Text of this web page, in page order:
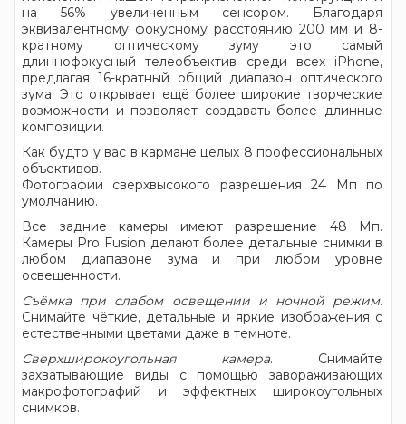
на 56% увеличенным сенсором. Благодаря
эквивалентному фокусному расстоянию 200 мм и 8-
кратному оптическому зуму это самый
длиннофокусный телеобъектив среди всех iPhone,
предлагая 16-кратный общий диапазон оптического
зума. Это открывает ещё более широкие творческие
возможности и позволяет создавать более длинные
композиции.
Как будто у вас в кармане целых 8 профессиональных
объективов.
Фотографии сверхвысокого разрешения 24 Мп по
умолчанию.
Все задние камеры имеют разрешение 48 Мп.
Камеры Pro Fusion делают более детальные снимки в
любом диапазоне зума и при любом уровне
освещенности.
Съёмка при слабом освещении и ночной режим.
Снимайте чёткие, детальные и яркие изображения с
естественными цветами даже в темноте.
Сверхширокоугольная камера. Снимайте
захватывающие виды с помощью завораживающих
макрофотографий и эффектных широкоугольных
снимков.